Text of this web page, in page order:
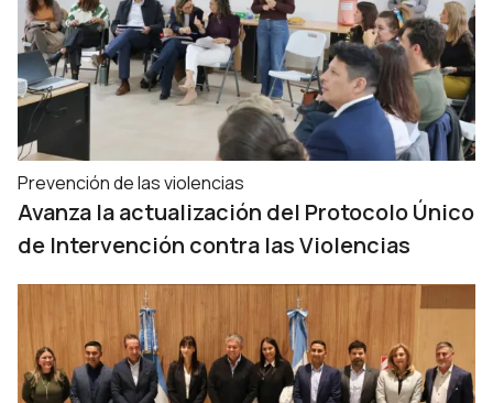
Prevención de las violencias
Avanza la actualización del Protocolo Único
de Intervención contra las Violencias